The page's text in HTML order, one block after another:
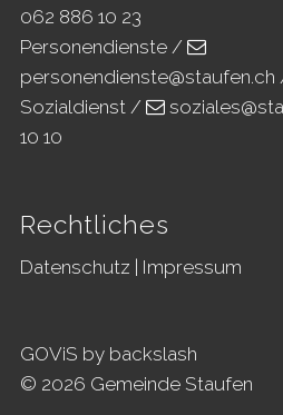
062 886 10 23
Personendienste /
personendienste@staufen.ch
Sozialdienst /
10 10
Rechtliches
Datenschutz | Impressum
GOViS by backslash
© 2026 Gemeinde Staufen